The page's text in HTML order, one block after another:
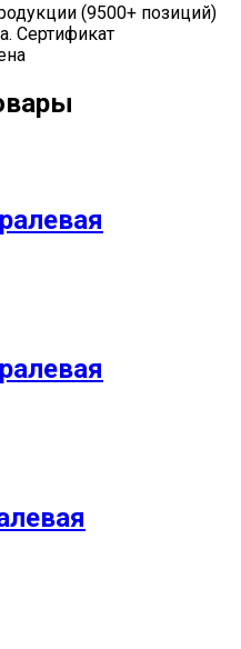
(9500+ позиций)
Сертификат